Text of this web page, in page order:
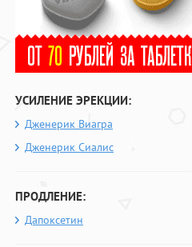
УСИЛЕНИЕ ЭРЕКЦИИ:
Дженерик Виагра
Дженерик Сиалис
ПРОДЛЕНИЕ:
Дапоксетин